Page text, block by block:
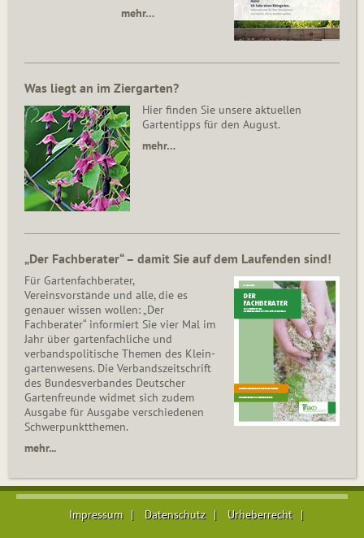
mehr…
Was liegt an im Ziergarten?
Hier finden Sie unsere aktuellen
Gartentipps für den August.
mehr…
„Der Fachberater“ – damit Sie auf dem Laufenden sind!
Für Gartenfachberater,
Vereinsvorstände und alle, die es
genauer wissen wollen: „Der
Fachberater“ informiert Sie vier Mal im
Jahr über gartenfachliche und
verbandspolitische Themen des Klein­
gar­ten­wesens. Die Ver­bands­zeit­schrift
des Bun­des­ver­ban­des Deutscher
Gartenfreunde widmet sich zudem
Ausgabe für Ausgabe verschiedenen
Schwer­punkt­the­men.
mehr...
Impressum Datenschutz Urheberrecht